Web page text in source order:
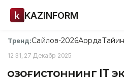
KAZINFORM
Тренд:Сайлов-2026Ақорда
12:31, 27 Декабр 2025
Қозоғистоннинг IT